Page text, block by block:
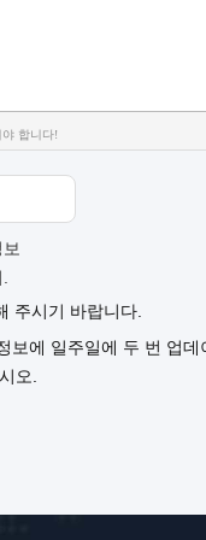
합니다!
주시기 바랍니다.
보에 일주일에 두 번 업데
오.